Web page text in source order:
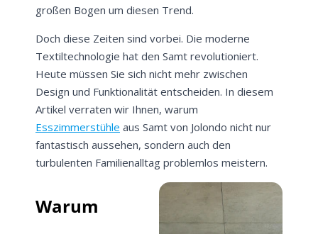
großen Bogen um diesen Trend.
Doch diese Zeiten sind vorbei. Die moderne
Textiltechnologie hat den Samt revolutioniert.
Heute müssen Sie sich nicht mehr zwischen
Design und Funktionalität entscheiden. In diesem
Artikel verraten wir Ihnen, warum
Esszimmerstühle aus Samt von Jolondo nicht nur
fantastisch aussehen, sondern auch den
turbulenten Familienalltag problemlos meistern.
Warum